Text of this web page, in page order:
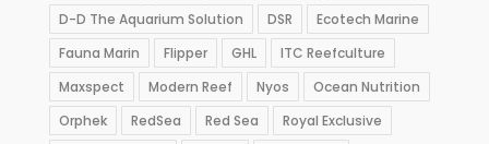
D-D The Aquarium Solution
DSR
Ecotech Marine
Fauna Marin
Flipper GHL
ITC Reefculture
Maxspect
Modern Reef Nyos
Ocean Nutrition
Orphek
RedSea Red Sea
Royal Exclusive